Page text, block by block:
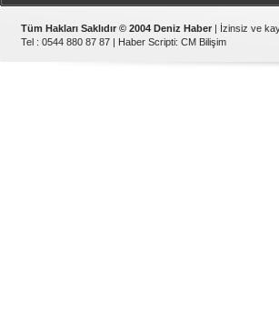
Tüm Hakları Saklıdır © 2004 Deniz Haber | İzinsiz ve
Tel : 0544 880 87 87 | Haber Scripti: CM Bilişim